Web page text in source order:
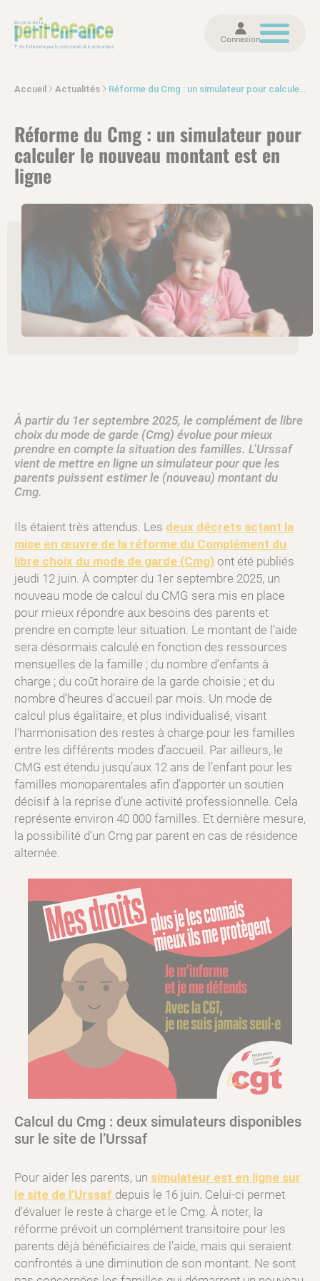
Connexion
Accueil Actualités Réforme du Cmg : un simulateur pour calculer le nouveau montant est en ligne
Réforme du Cmg : un simulateur pour
calculer le nouveau montant est en
ligne
À partir du 1er septembre 2025, le complément de libre
choix du mode de garde (Cmg) évolue pour mieux
prendre en compte la situation des familles. L’Urssaf
vient de mettre en ligne un simulateur pour que les
parents puissent estimer le (nouveau) montant du
Cmg.
Ils étaient très attendus. Les deux décrets actant la
mise en œuvre de la réforme du Complément du
libre choix du mode de garde (Cmg) ont été publiés
jeudi 12 juin. À compter du 1er septembre 2025, un
nouveau mode de calcul du CMG sera mis en place
pour mieux répondre aux besoins des parents et
prendre en compte leur situation. Le montant de l’aide
sera désormais calculé en fonction des ressources
mensuelles de la famille ; du nombre d’enfants à
charge ; du coût horaire de la garde choisie ; et du
nombre d’heures d’accueil par mois. Un mode de
calcul plus égalitaire, et plus individualisé, visant
l’harmonisation des restes à charge pour les familles
entre les différents modes d’accueil. Par ailleurs, le
CMG est étendu jusqu’aux 12 ans de l’enfant pour les
familles monoparentales afin d’apporter un soutien
décisif à la reprise d’une activité professionnelle. Cela
représente environ 40 000 familles. Et dernière mesure,
la possibilité d’un Cmg par parent en cas de résidence
alternée.
Calcul du Cmg : deux simulateurs disponibles
sur le site de l’Urssaf
Pour aider les parents, un simulateur est en ligne sur
le site de l’Urssaf depuis le 16 juin. Celui-ci permet
d’évaluer le reste à charge et le Cmg. À noter, la
réforme prévoit un complément transitoire pour les
parents déjà bénéficiaires de l’aide, mais qui seraient
confrontés à une diminution de son montant. Ne sont